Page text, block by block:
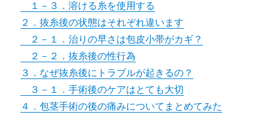
１－３．溶ける糸を使用する
２．抜糸後の状態はそれぞれ違います
２－１．治りの早さは包皮小帯がカギ？
２－２．抜糸後の性行為
３．なぜ抜糸後にトラブルが起きるの？
３－１．手術後のケアはとても大切
４．包茎手術の後の痛みについてまとめてみた